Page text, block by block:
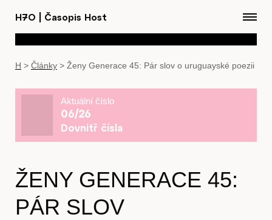
H7O Časopis Host
H > Články > Ženy Generace 45: Pár slov o uruguayské poezii
Aktuální číslo
06/26
Dovnitř čísla
ŽENY GENERACE 45:
PÁR SLOV